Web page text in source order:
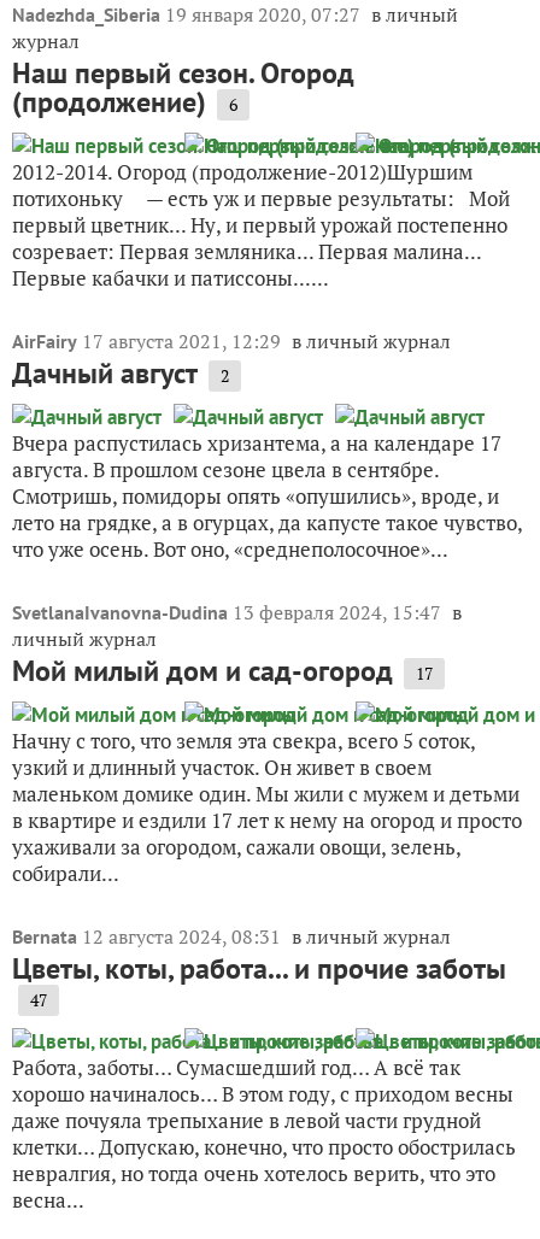
Nadezhda_Siberia 19 января 2020, 07:27 в личный
журнал
Наш первый сезон. Огород
(продолжение) 6
2012-2014. Огород (продолжение-2012)Шуршим
потихоньку — есть уж и первые результаты: Мой
первый цветник... Ну, и первый урожай постепенно
созревает: Первая земляника... Первая малина...
Первые кабачки и патиссоны......
AirFairy 17 августа 2021, 12:29 в личный журнал
Дачный август 2
Вчера распустилась хризантема, а на календаре 17
августа. В прошлом сезоне цвела в сентябре.
Смотришь, помидоры опять «опушились», вроде, и
лето на грядке, а в огурцах, да капусте такое чувство,
что уже осень. Вот оно, «среднеполосочное»...
SvetlanaIvanovna-Dudina 13 февраля 2024, 15:47 в
личный журнал
Мой милый дом и сад-огород 17
Начну с того, что земля эта свекра, всего 5 соток,
узкий и длинный участок. Он живет в своем
маленьком домике один. Мы жили с мужем и детьми
в квартире и ездили 17 лет к нему на огород и просто
ухаживали за огородом, сажали овощи, зелень,
собирали...
Bernata 12 августа 2024, 08:31 в личный журнал
Цветы, коты, работа... и прочие заботы
47
Работа, заботы… Сумасшедший год… А всё так
хорошо начиналось… В этом году, с приходом весны
даже почуяла трепыхание в левой части грудной
клетки… Допускаю, конечно, что просто обострилась
невралгия, но тогда очень хотелось верить, что это
весна...